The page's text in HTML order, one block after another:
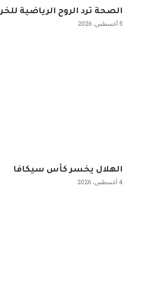
الصحة ترد الروح الرياضية
5 أغسطس، 2026
الهلال يخسر كأس سيكافا
4 أغسطس، 2026